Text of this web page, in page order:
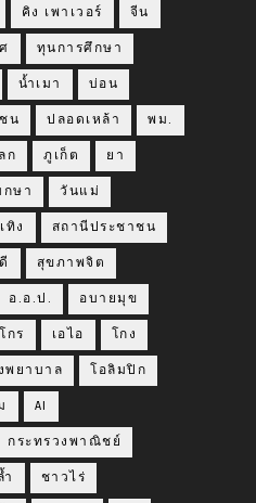
คิง เพาเวอร์ จีน
ทุนการศึกษา
น้ำเมา บ่อน
น ปลอดเหล้า พม.
ก ภูเก็ต ยา
กษา วันแม่
ทิง สถานีประชาชน
สุขภาพจิต
อ.อ.ป. อบายมุข
กร เอไอ โกง
พยาบาล โอลิมปิก
AI
กระทรวงพาณิชย์
ชาวไร่